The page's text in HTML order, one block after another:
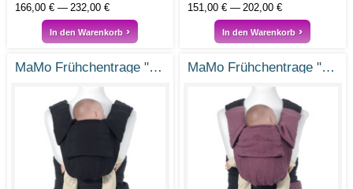
166,00 € 232,00 €
In den Warenkorb
151,00 € 202,00 €
In den Warenkorb
MaMo Frühchentrage "Kleiner Kämpfer" MaMo Frühchentrage "Klitzeklein"